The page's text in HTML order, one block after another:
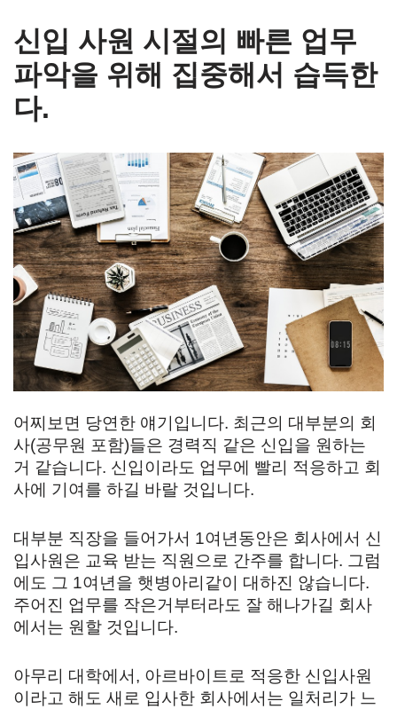
신입 사원 시절의 빠른 업무
파악을 위해 집중해서 습득한
다.
어찌보면 당연한 얘기입니다. 최근의 대부분의 회
사(공무원 포함)들은 경력직 같은 신입을 원하는
거 같습니다. 신입이라도 업무에 빨리 적응하고 회
사에 기여를 하길 바랄 것입니다.
대부분 직장을 들어가서 1여년동안은 회사에서 신
입사원은 교육 받는 직원으로 간주를 합니다. 그럼
에도 그 1여년을 햇병아리같이 대하진 않습니다.
주어진 업무를 작은거부터라도 잘 해나가길 회사
에서는 원할 것입니다.
아무리 대학에서, 아르바이트로 적응한 신입사원
이라고 해도 새로 입사한 회사에서는 일처리가 느